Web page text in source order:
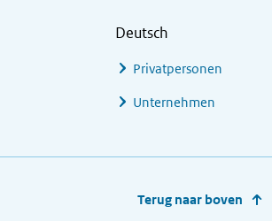
Deutsch
Privatpersonen
Unternehmen
Terug naar boven